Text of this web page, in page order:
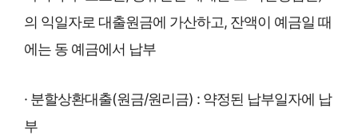
의 익일자로 대출원금에 가산하고, 잔액이 예금일 때
에는 동 예금에서 납부
· 분할상환대출(원금/원리금) : 약정된 납부일자에 납
부